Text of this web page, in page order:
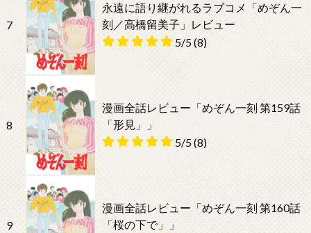
7
永遠に語り継がれるラブコメ「めぞん一
刻／高橋留美子」レビュー
5/5(8)
8
漫画全話レビュー「めぞん一刻 第159話
「形見」」
5/5(8)
9
漫画全話レビュー「めぞん一刻 第160話
「桜の下で」」